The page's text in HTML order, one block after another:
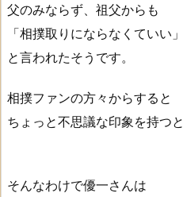
父のみならず、祖父からも
「相撲取りにならなくていい」
と言われたそうです。
相撲ファンの方々からすると
ちょっと不思議な印象を持つ
そんなわけで優一さんは